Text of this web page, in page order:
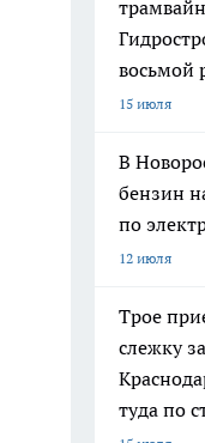
восьмой
15 июля
В
бензин
по
12 июля
Трое
слежку
туда по